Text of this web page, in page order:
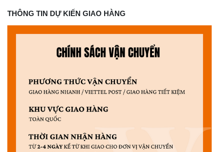
THÔNG TIN DỰ KIẾN GIAO HÀNG